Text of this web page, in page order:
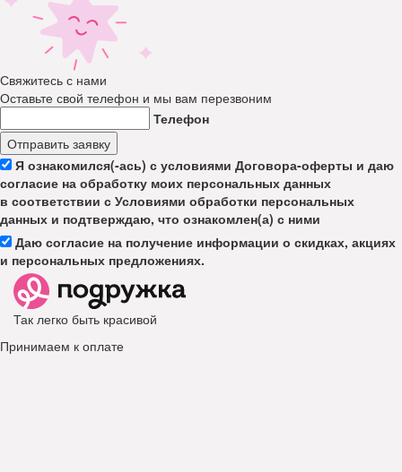
Свяжитесь с нами
Оставьте свой телефон и мы вам перезвоним
Телефон
Отправить заявку
Я ознакомился(-ась) с условиями Договора-оферты и даю
согласие на обработку моих персональных данных
в соответствии с Условиями обработки персональных
данных и подтверждаю, что ознакомлен(а) с ними
Даю согласие на получение информации о скидках, акциях
и персональных предложениях.
Так легко быть красивой
Принимаем к оплате